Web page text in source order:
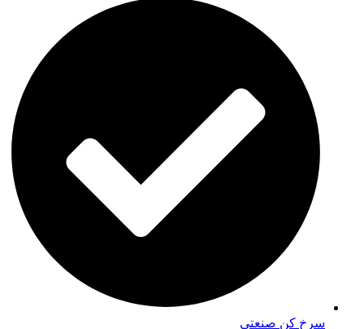
سرخ کن صنعتی